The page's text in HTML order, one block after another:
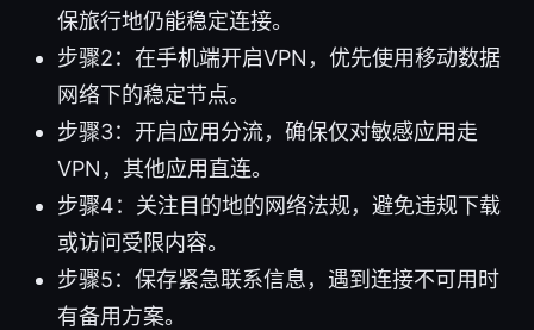
保旅行地仍能稳定连接。
步骤2：在手机端开启VPN，优先使用移动数据
网络下的稳定节点。
步骤3：开启应用分流，确保仅对敏感应用走
VPN，其他应用直连。
步骤4：关注目的地的网络法规，避免违规下载
或访问受限内容。
步骤5：保存紧急联系信息，遇到连接不可用时
有备用方案。